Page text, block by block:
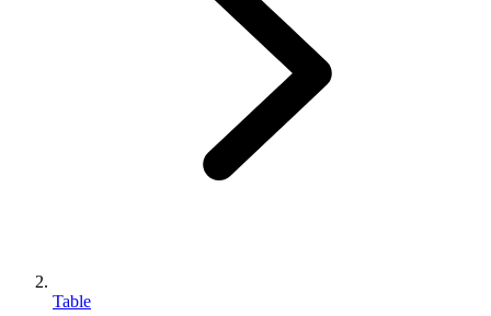
Table